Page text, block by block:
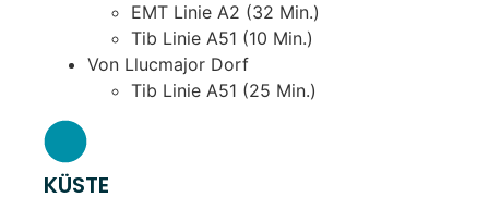
EMT Linie A2 (32 Min.)
Tib Linie A51 (10 Min.)
Von Llucmajor Dorf
Tib Linie A51 (25 Min.)
KÜSTE